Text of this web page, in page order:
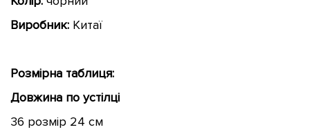
Виробник: Китаї
Розмірна таблиця:
Довжина по устілці
36 розмір 24 см